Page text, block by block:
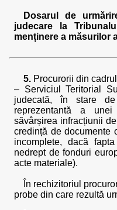
Dosarul de
judecare la
menținere a măsurilor
5. Procurorii din
– Serviciul Teritorial
judecată, în stare
reprezentantă a
săvârșirea infracțiunii
credință de documente
incomplete, dacă
nedrept de fonduri
acte materiale).
În rechizitoriul
probe din care rezultă